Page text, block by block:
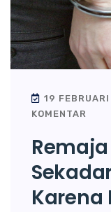
19
KOMENTAR
Karena